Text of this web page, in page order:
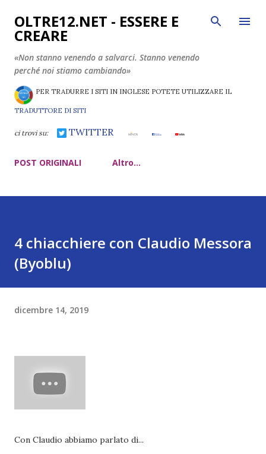
Passa ai contenuti principali
OLTRE12.NET - ESSERE E
CREARE
«Non stanno venendo a salvarci. Stanno venendo
perché noi stiamo cambiando»
PER TRADURRE I SITI IN INGLESE POTETE UTILIZZARE IL
TRADUTTORE DI SITI
ci trovi su: TWITTER
POST ORIGINALI Altro…
4 chiacchiere con Claudio Messora
(Byoblu)
dicembre 14, 2019
Con Claudio abbiamo parlato di...